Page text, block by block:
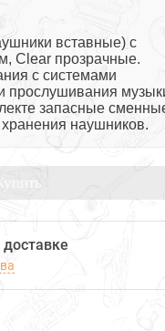
вставные) с
Clear прозрачные.
с системами
прослушивания
запасные
наушников.